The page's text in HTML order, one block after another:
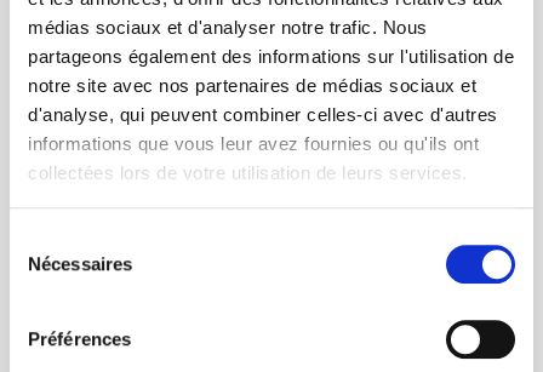
médias sociaux et d'analyser notre trafic. Nous
partageons également des informations sur l'utilisation de
notre site avec nos partenaires de médias sociaux et
d'analyse, qui peuvent combiner celles-ci avec d'autres
informations que vous leur avez fournies ou qu'ils ont
collectées lors de votre utilisation de leurs services.
Nécessaires
Préférences
sauna finlandais, hammam aux huiles
essentielles alpines, salle de fitness face
aux glaciers.
Explorez les sentiers secrets autour du
balades en famille.